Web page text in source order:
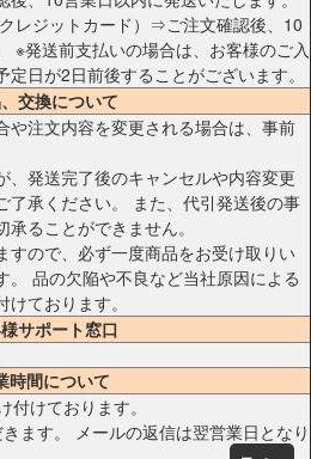
レジットカード）⇒ご注文確認後、10
※発送前支払いの場合は、お客様のご入
日が2日前後することがございます。
交換について
や注文内容を変更される場合は、事前
、発送完了後のキャンセルや内容変更
了承ください。 また、代引発送後の事
ることができません。
すので、必ず一度商品をお受け取りい
。 品の欠陥や不良など当社原因による
ております。
サポート窓口
時間について
けております。
ます。 メールの返信は翌営業日となり